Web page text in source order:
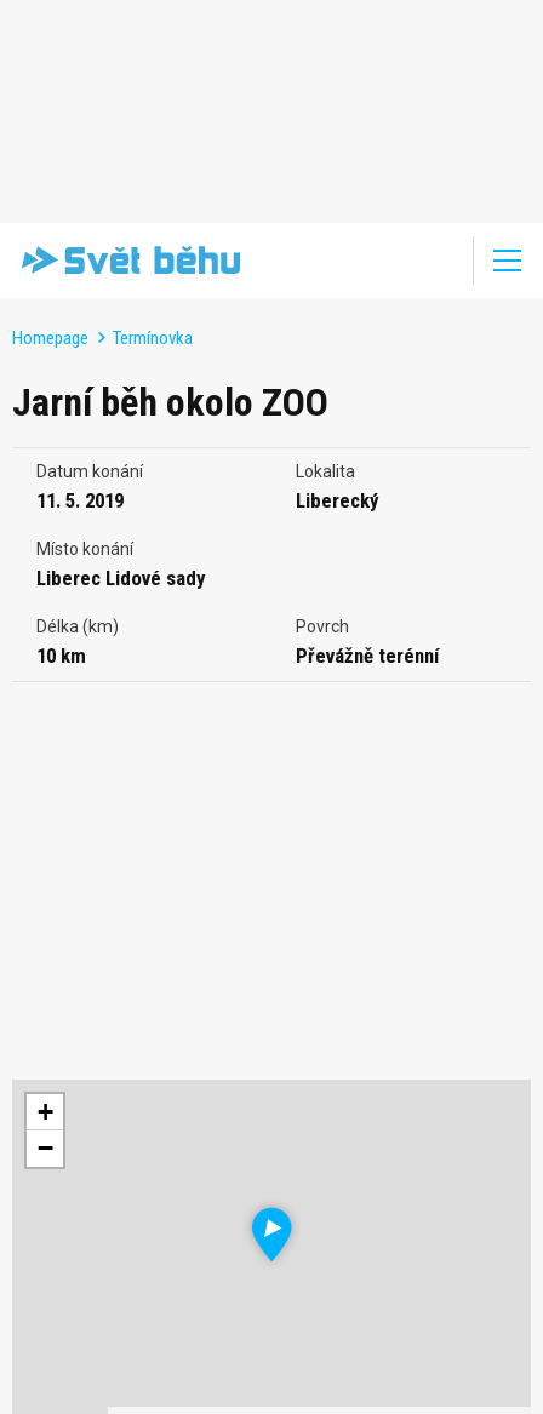
Homepage Termínovka
Jarní běh okolo ZOO
Datum konání
11. 5. 2019
Lokalita
Liberecký
Místo konání
Liberec Lidové sady
Délka (km)
10 km
Povrch
Převážně terénní
+
−